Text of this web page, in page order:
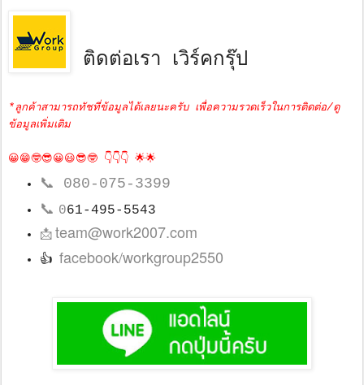
ติดต่อเรา เวิร์คกรุ๊ป
*ลูกค้าสามารถทัชที่ข้อมูลได้เลยนะครับ เพื่อความรวดเร็วในการติดต่อ/ดู
ข้อมูลเพิ่มเติม
😀😁🤓😎😀😃😎🤓 👇👇👇 🌟🌟
📞 080-075-3399
📞 061-495-5543
📩team@work2007.com
👍 facebook/workgroup2550